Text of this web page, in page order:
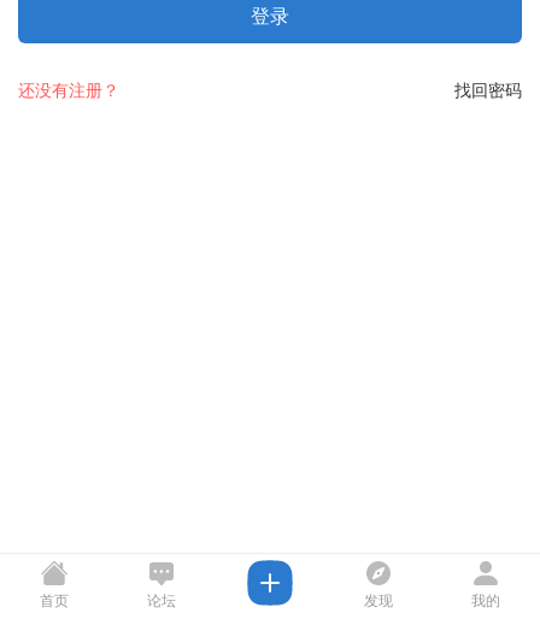
登录
找回密码
还没有注册？
首页 论坛 发现 我的